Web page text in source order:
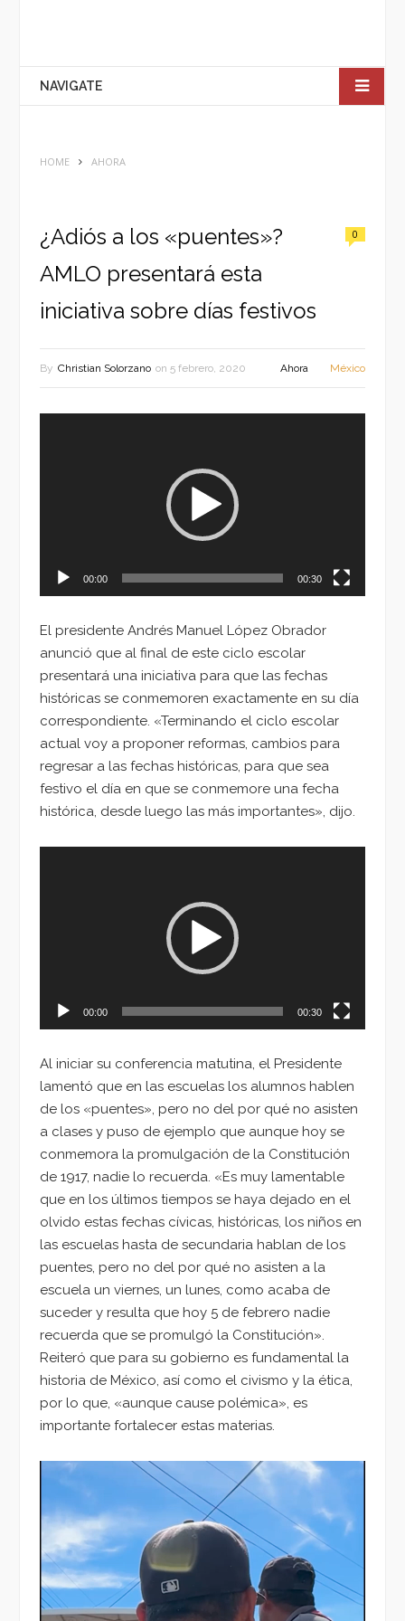
NAVIGATE
HOME AHORA
¿Adiós a los «puentes»?
AMLO presentará esta
iniciativa sobre días festivos
0
By Christian Solorzano on 5 febrero, 2020 Ahora México
00:00 00:30
El presidente Andrés Manuel López Obrador
anunció que al final de este ciclo escolar
presentará una iniciativa para que las fechas
históricas se conmemoren exactamente en su día
correspondiente. «Terminando el ciclo escolar
actual voy a proponer reformas, cambios para
regresar a las fechas históricas, para que sea
festivo el día en que se conmemore una fecha
histórica, desde luego las más importantes», dijo.
00:00 00:30
Al iniciar su conferencia matutina, el Presidente
lamentó que en las escuelas los alumnos hablen
de los «puentes», pero no del por qué no asisten
a clases y puso de ejemplo que aunque hoy se
conmemora la promulgación de la Constitución
de 1917, nadie lo recuerda. «Es muy lamentable
que en los últimos tiempos se haya dejado en el
olvido estas fechas cívicas, históricas, los niños en
las escuelas hasta de secundaria hablan de los
puentes, pero no del por qué no asisten a la
escuela un viernes, un lunes, como acaba de
suceder y resulta que hoy 5 de febrero nadie
recuerda que se promulgó la Constitución».
Reiteró que para su gobierno es fundamental la
historia de México, así como el civismo y la ética,
por lo que, «aunque cause polémica», es
importante fortalecer estas materias.
Reproductor
vídeo